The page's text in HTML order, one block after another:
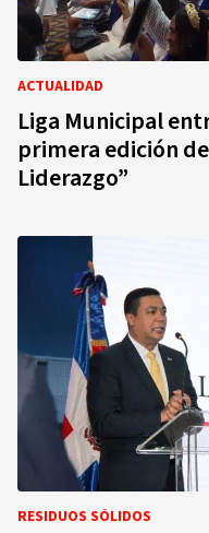
ACTUALIDAD
Liga Municipal
primera edición
Liderazgo”
RESIDUOS SÓLIDOS